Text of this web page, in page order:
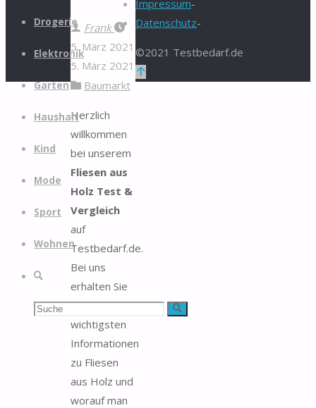
springenDrogerie
Elektronik
Garten
Haushalt
Kind
Mode
Sport
Wohnen
Suche
Suchen Suche
Frank
5. März 2021
5. März 2021
Baumarkt
Herzlich
willkommen
bei unserem
Fliesen aus
Holz Test &
Vergleich
auf
Testbedarf.de.
Bei uns
erhalten Sie
die
wichtigsten
Informationen
zu Fliesen
aus Holz und
worauf man
Impressum-
Datenschutz-
©2021 Testbedarf.de
Zurück